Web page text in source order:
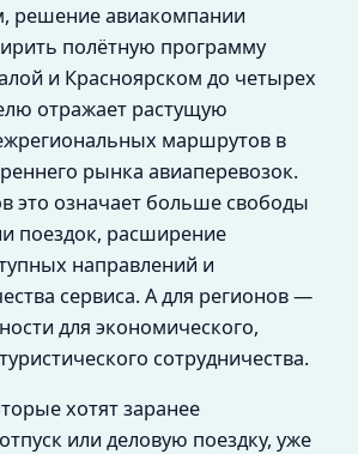
решение авиакомпании
полётную программу
и Красноярском до четырех
отражает растущую
маршрутов в
рынка авиаперевозок.
это означает больше свободы
поездок, расширение
направлений и
сервиса. А для регионов —
для экономического,
сотрудничества.
хотят заранее
или деловую поездку, уже